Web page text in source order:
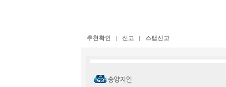
추천확인 신고 스팸신고
송양지인